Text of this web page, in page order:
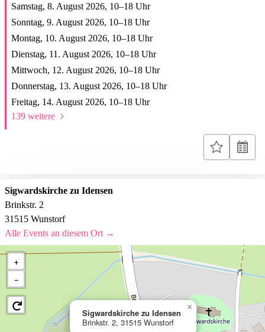
Samstag, 8. August 2026, 10–18 Uhr
Sonntag, 9. August 2026, 10–18 Uhr
Montag, 10. August 2026, 10–18 Uhr
Dienstag, 11. August 2026, 10–18 Uhr
Mittwoch, 12. August 2026, 10–18 Uhr
Donnerstag, 13. August 2026, 10–18 Uhr
Freitag, 14. August 2026, 10–18 Uhr
139 weitere
Sigwardskirche zu Idensen
Brinkstr. 2
31515 Wunstorf
Alle Events an diesem Ort →
Sigwardskirche zu Idensen
Brinkstr. 2, 31515 Wunstorf
×
+
−